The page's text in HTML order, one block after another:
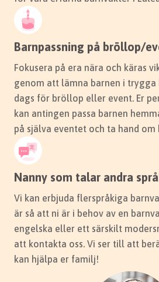
Barnpassning på bröllop/
Fokusera på era nära och käras
genom att lämna barnen i trygga
dags för bröllop eller event. Er
kan antingen passa barnen
på själva eventet och ta hand om
Nanny som talar andra
Vi kan erbjuda flerspråkiga
är så att ni är i behov av en
engelska eller ett särskilt
att kontakta oss. Vi ser till att
kan hjälpa er familj!